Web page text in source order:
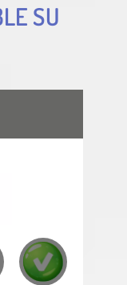
SU